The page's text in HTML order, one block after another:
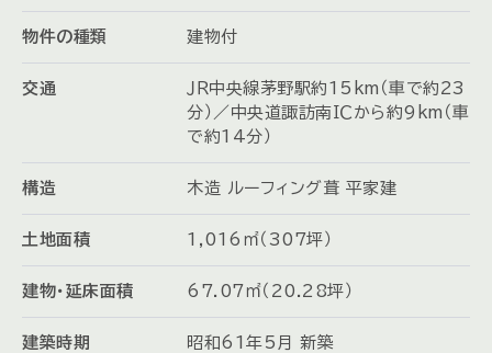
物件の種類 建物付
交通
ＪＲ中央線茅野駅約15km（車で約23
分）／中央道諏訪南ＩＣから約9km（車
で約14分）
構造 木造 ルーフィング葺 平家建
土地面積 1,016㎡（307坪）
建物・延床面積 67.07㎡（20.28坪）
建築時期 昭和61年5月 新築